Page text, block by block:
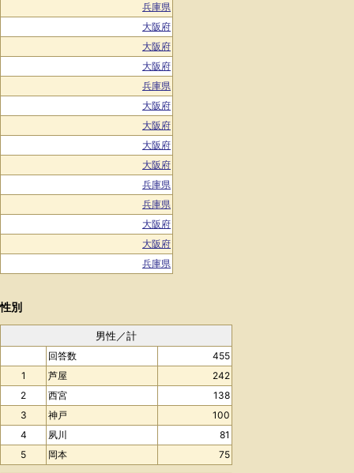
兵庫県
大阪府
大阪府
大阪府
兵庫県
大阪府
大阪府
大阪府
大阪府
兵庫県
兵庫県
大阪府
大阪府
兵庫県
性別
男性／計
回答数
455
1
芦屋
242
2
西宮
138
3
神戸
100
4
夙川
81
5
岡本 75